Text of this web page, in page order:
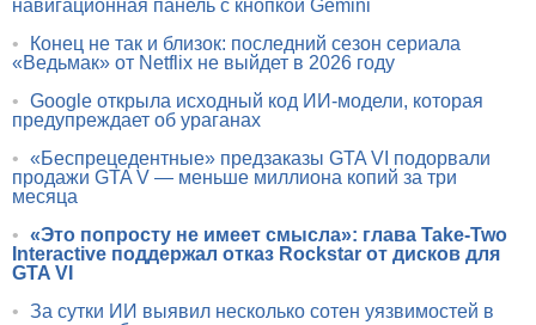
навигационная панель с кнопкой Gemini
•
Конец не так и близок: последний сезон сериала
«Ведьмак» от Netflix не выйдет в 2026 году
• Google открыла исходный код ИИ-модели, которая
предупреждает об ураганах
• «Беспрецедентные» предзаказы GTA VI подорвали
продажи GTA V — меньше миллиона копий за три
месяца
• «Это попросту не имеет смысла»: глава Take-Two
Interactive поддержал отказ Rockstar от дисков для
GTA VI
• За сутки ИИ выявил несколько сотен уязвимостей в